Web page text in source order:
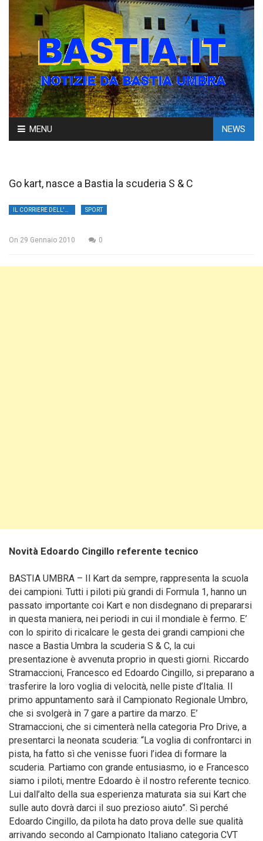
Skip
to
MENU NEWS
Go kart, nasce a Bastia la scuderia S & C
SPORT
On 29 Gennaio 2010 0
Novità Edoardo Cingillo referente tecnico
BASTIA UMBRA – Il Kart da sempre, rappresenta la scuola
dei campioni. Tutti i piloti più grandi di Formula 1, hanno un
passato importante coi Kart e non disdegnano di prepararsi
in questa maniera, nei periodi in cui il mondiale è fermo. E’
con lo spirito di ricalcare le gesta dei grandi campioni che
nasce a Bastia Umbra la scuderia S & C, la cui
presentazione è avvenuta proprio in questi giorni. Riccardo
Stramaccioni, Francesco ed Edoardo Cingillo, si preparano a
trasferire la loro voglia di velocità, nelle piste d’Italia. Il
primo appuntamento sarà il Campionato Regionale Umbro,
che si svolgerà in 7 gare a partire da marzo. E’
Stramaccioni, che si cimenterà nella categoria Pro Drive, a
presentarci la neonata scuderia: “La voglia di confrontarci in
pista, ha fatto sì che venisse fuori l’idea di formare la
scuderia. Partiamo con grande entusiasmo, io e Francesco
siamo i piloti, mentre Edoardo è il nostro referente tecnico.
Lui dall’alto della sua esperienza maturata sia sui Kart che
sulle auto dovrà darci il suo prezioso aiuto”. Sì perché
Edoardo Cingillo, da pilota ha dato prova delle sue qualità
arrivando secondo al Campionato Italiano categoria CVT